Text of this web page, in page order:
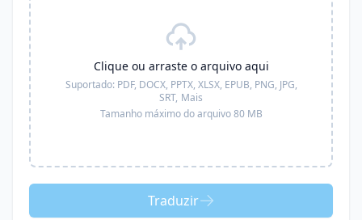
Clique ou arraste o arquivo aqui
Suportado: PDF, DOCX, PPTX, XLSX, EPUB, PNG, JPG,
SRT, Mais
Tamanho máximo do arquivo 80 MB
Traduzir